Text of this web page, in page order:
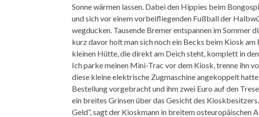
Sonne wärmen lassen. Dabei den Hippies beim
und sich vor einem vorbeifliegenden Fußball der
wegducken. Tausende Bremer entspannen im Sommer
kurz davor holt man sich noch ein Becks beim Kiosk am
kleinen Hütte, die direkt am Deich steht, komplett in
Ich parke meinen Mini-Trac vor dem Kiosk, trenne ihn
diese kleine elektrische Zugmaschine angekoppelt
Bestellung vorgebracht und ihm zwei Euro auf den
ein breites Grinsen über das Gesicht des
Geld”, sagt der Kioskmann in breitem osteuropäischen